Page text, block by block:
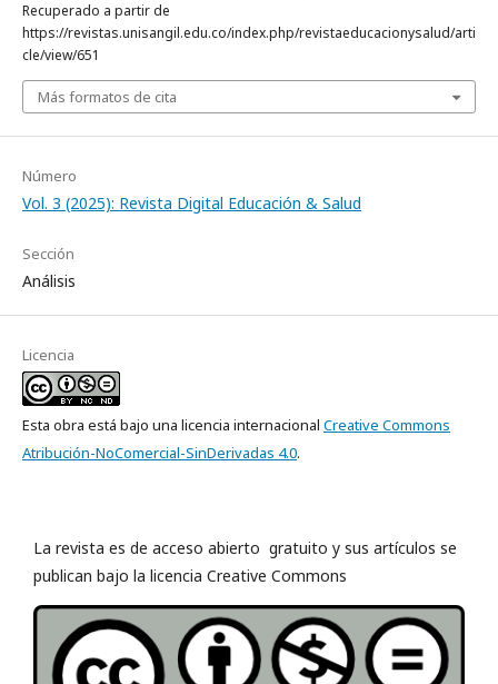
Recuperado a partir de
https://revistas.unisangil.edu.co/index.php/revistaeducacionysalud/arti
cle/view/651
Más formatos de cita
Número
Vol. 3 (2025): Revista Digital Educación & Salud
Sección
Análisis
Licencia
Esta obra está bajo una licencia internacional Creative Commons
Atribución-NoComercial-SinDerivadas 4.0.
La revista es de acceso abierto gratuito y sus artículos se
publican bajo la licencia Creative Commons